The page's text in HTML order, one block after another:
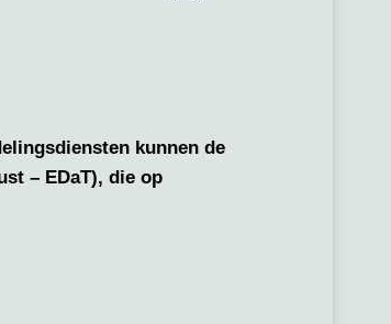
kunnen de
– EDaT), die op